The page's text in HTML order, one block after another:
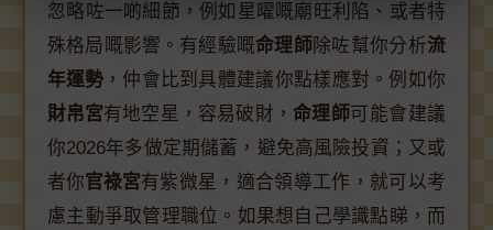
忽略咗一啲細節，例如星曜嘅廟旺利陷、或者特
殊格局嘅影響。有經驗嘅命理師 除咗幫你分析流
年運勢 ，仲會比到具體建議你點樣應對。例如你
財帛宮有地空星，容易破財， 命理師可能會建議
你2026年多做定期儲蓄，避免高風險投資；又或
者你官祿宮有紫微星，適合領導工作，就可以考
慮主動爭取管理職位。如果想自己學識點睇，而